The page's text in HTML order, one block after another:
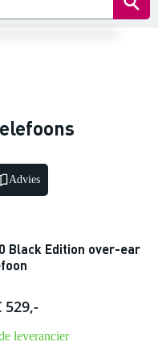
Advies
Black Edition over-ear
529,-
leverancier